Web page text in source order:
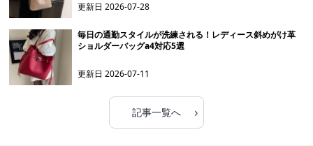
更新日2026-07-28
毎日の通勤スタイルが洗練される！レディース斜めがけ革
ショルダーバッグa4対応5選
更新日2026-07-11
記事一覧へ ›